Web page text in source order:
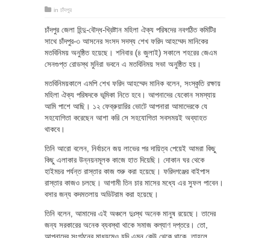
in চাঁদপুর
চাঁদপুর জেলা হিন্দু-বৌদ্ধ-খ্রিষ্টান মহিলা ঐক্য পরিষদের নবগঠিত কমিটির
সাথে চাঁদপুর-৩ আসনের সংসদ সদস্য শেখ ফরিদ আহম্মেদ মানিকের
মতবিনিময় অনুষ্ঠিত হয়েছে। শনিবার (৪ জুলাই) সকালে শহরের জেএম
সেনগুপ্ত রোডস্থ মুনিরা ভবনে এ মতবিনিময় সভা অনুষ্ঠিত হয়।
মতবিনিময়কালে এমপি শেখ ফরিদ আহম্মেদ মানিক বলেন, সংস্কৃতি রক্ষায়
মহিলা ঐক্য পরিষদকে ভূমিকা নিতে হবে। আপনাদের যেকোন সমস্যায়
আমি পাশে আছি। ১২ ফেব্রুয়ারির ভোটে আপনারা আমাদেরকে যে
সহযোগিতা করেছেন আশা করি সে সহযোগিতা সবসময়ই অব্যাহত
থাকবে।
তিনি আরো বলেন, নির্বাচনে জয় লাভের পর দায়িত্ব পেয়েই আমরা কিছু
কিছু এলাকার উন্নয়নমূলক কাজে হাত দিয়েছি। দোকান ঘর থেকে
হাইমচর পর্যন্ত রাস্তার কাজ শুরু করা হয়েছে। ফরিদগঞ্জের বাইপাস
রাস্তার কাজও চলছে। আগামী তিন চার মাসের মধ্যে এর সুফল পাবেন।
বসার জন্য কদমতলায় অডিটরাম করা হয়েছে।
তিনি বলেন, আমাদের এই অঞ্চলে দুঃস্থ অনেক মানুষ রয়েছে। তাদের
জন্য সরকারের অনেক ব্যবস্থা থাকে সমাজ কল্যাণ দপ্তরে। তো,